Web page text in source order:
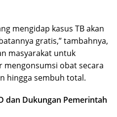
mengidap kasus TB akan
gratis,” tambahnya,
masyarakat untuk
mengonsumsi obat secara
hingga sembuh total.
dan Dukungan Pemerintah